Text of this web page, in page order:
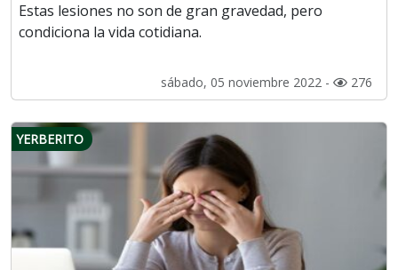
Estas lesiones no son de gran gravedad, pero
condiciona la vida cotidiana.
sábado, 05 noviembre 2022 - 276
YERBERITO